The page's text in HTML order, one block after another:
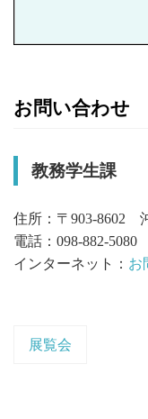
お問い合わせ
教務学生課
住所：〒903-8602
電話：098-882-5080
インターネット： お
展覧会